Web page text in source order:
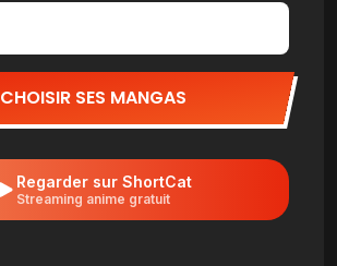
CHOISIR SES MANGAS
Regarder sur ShortCat
Streaming anime gratuit